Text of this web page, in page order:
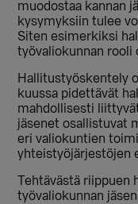
muodostaa kannan
kysymyksiin tulee
Siten esimerkiksi
työvaliokunnan rooli
Hallitustyöskentely
kuussa pidettävät
mahdollisesti
jäsenet osallistuvat
eri valiokuntien
yhteistyöjärjestöjen
Tehtävästä riippuen
työvaliokunnan